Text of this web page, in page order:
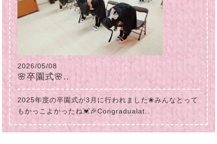
2026/05/08
🌸卒園式🌸..
2025年度の卒園式が3月に行われました❀みんなとって
もかっこよかったね💓🎉Congradualat..